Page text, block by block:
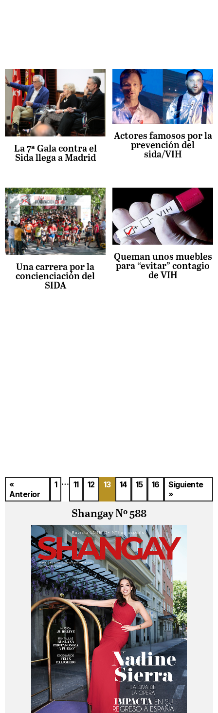
La 7ª Gala contra el
Sida llega a Madrid
Actores famosos por la
prevención del
sida/VIH
Una carrera por la
concienciación del
SIDA
Queman unos muebles
para “evitar” contagio
de VIH
«
Anterior
1 … 11 12 13 14 15 16
Siguiente
»
Shangay Nº 588